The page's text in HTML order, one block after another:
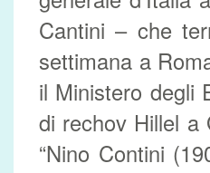
Cantini – che
settimana a
il Ministero degli
di rechov Hillel a
“Nino Contini